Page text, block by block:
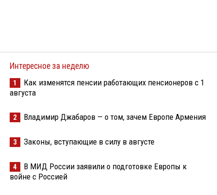
Интересное за неделю
1
Как изменятся пенсии работающих пенсионеров с 1
августа
2 Владимир Джабаров — о том, зачем Европе Армения
3 Законы, вступающие в силу в августе
4
В МИД России заявили о подготовке Европы к
войне с Россией